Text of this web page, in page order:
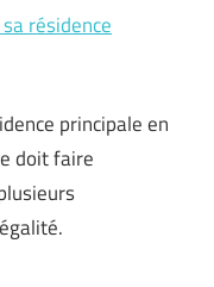
résidence
principale en
doit faire